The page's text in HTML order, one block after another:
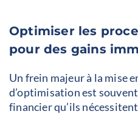
Optimiser les
pour des gains
Un frein majeur à la mise
d’optimisation est
financier qu’ils